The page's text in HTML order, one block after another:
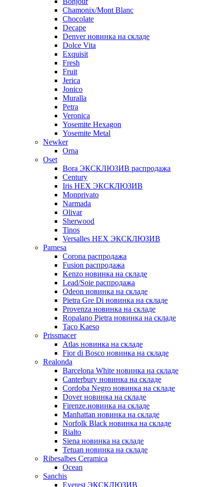
Chamonix/Mont Blanc
Chocolate
Decape
Denver новинка на складе
Dolce Vita
Exquisit
Fresh
Fruit
Jerica
Jonico
Muralla
Petra
Veroniсa
Yosemite Hexagon
Yosemite Metal
Newker
Orna
Oset
Bora ЭКСКЛЮЗИВ распродажа
Century
Iris HEX ЭКСКЛЮЗИВ
Monprivato
Narmada
Olivar
Sherwood
Tinos
Versalles HEX ЭКСКЛЮЗИВ
Pamesa
Corona распродажа
Fusion распродажа
Kenzo новинка на складе
Lead/Soie распродажа
Odeon новинка на складе
Pietra Gre Di новинка на складе
Provenza новинка на складе
Ropalano Pietra новинка на складе
Taco Kaeso
Prissmacer
Atlas новинка на складе
Fior di Bosco новинка на складе
Realonda
Barсelona White новинка на складе
Canterbury новинка на складе
Cordoba Negro новинка на складе
Dover новинка на складе
Firenze.новинка на складе
Manhattan новинка на складе
Norfolk Black новинка на складе
Rialto
Siena новинка на складе
Tetuan новинка на складе
Ribesalbes Ceramica
Ocean
Sanchis
Everest ЭКСКЛЮЗИВ